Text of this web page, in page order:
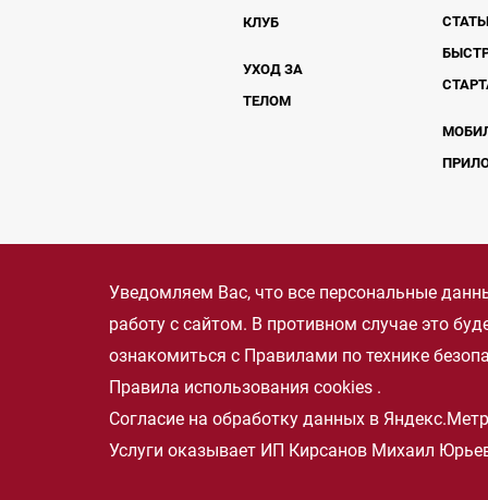
КЛУБ
УХОД ЗА
ТЕЛОМ
Уведомляем Вас, что все персональные
работу с сайтом. В противном случае это
ознакомиться с Правилами по технике
Правила использования cookies .
Согласие на обработку данных в
Услуги оказывает ИП Кирсанов Михаил